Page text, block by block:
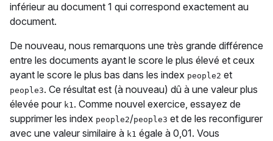
inférieur au document 1 qui correspond exactement au
document.
De nouveau, nous remarquons une très grande différence
entre les documents ayant le score le plus élevé et ceux
ayant le score le plus bas dans les index people2 et
people3. Ce résultat est (à nouveau) dû à une valeur plus
élevée pour k1. Comme nouvel exercice, essayez de
supprimer les index people2/people3 et de les reconfigurer
avec une valeur similaire à k1 égale à 0,01. Vous